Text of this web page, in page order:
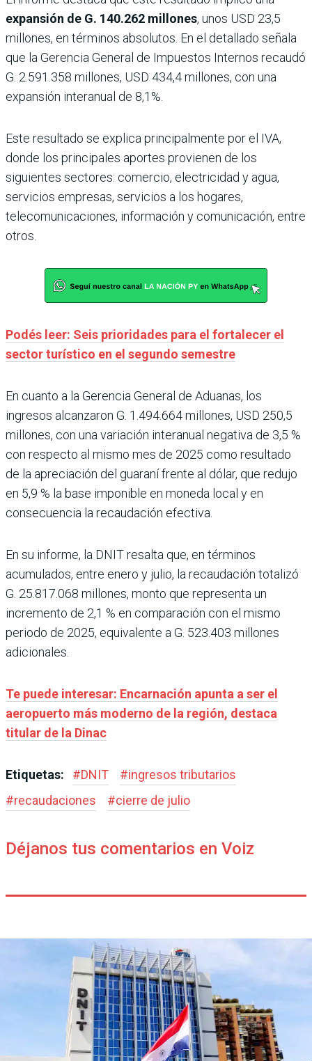
expansión de G. 140.262 millones, unos USD 23,5
millones, en términos absolutos. En el detallado señala
que la Gerencia General de Impuestos Internos recaudó
G. 2.591.358 millones, USD 434,4 millones, con una
expansión interanual de 8,1%.
Este resultado se explica principalmente por el IVA,
donde los principales aportes provienen de los
siguientes sectores: comercio, electricidad y agua,
servicios empresas, servicios a los hogares,
telecomunicaciones, información y comunicación, entre
otros.
Podés leer: Seis prioridades para el fortalecer el
sector turístico en el segundo semestre
En cuanto a la Gerencia General de Aduanas, los
ingresos alcanzaron G. 1.494.664 millones, USD 250,5
millones, con una variación interanual negativa de 3,5 %
con respecto al mismo mes de 2025 como resultado
de la apreciación del guaraní frente al dólar, que redujo
en 5,9 % la base imponible en moneda local y en
consecuencia la recaudación efectiva.
En su informe, la DNIT resalta que, en términos
acumulados, entre enero y julio, la recaudación totalizó
G. 25.817.068 millones, monto que representa un
incremento de 2,1 % en comparación con el mismo
periodo de 2025, equivalente a G. 523.403 millones
adicionales.
Te puede interesar: Encarnación apunta a ser el
aeropuerto más moderno de la región, destaca
titular de la Dinac
Etiquetas: #DNIT #ingresos tributarios
#recaudaciones #cierre de julio
Déjanos tus comentarios en Voiz